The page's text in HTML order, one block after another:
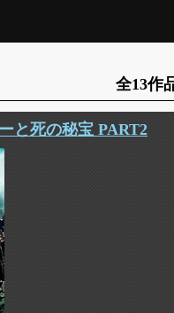
全13作
と死の秘宝 PART2